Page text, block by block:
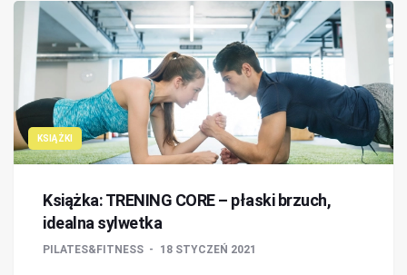
KSIĄŻKI
Książka: TRENING CORE – płaski brzuch,
idealna sylwetka
PILATES&FITNESS 18 STYCZEŃ 2021